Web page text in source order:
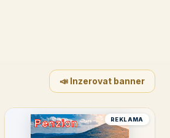
📣 Inzerovat banner
REKLAMA